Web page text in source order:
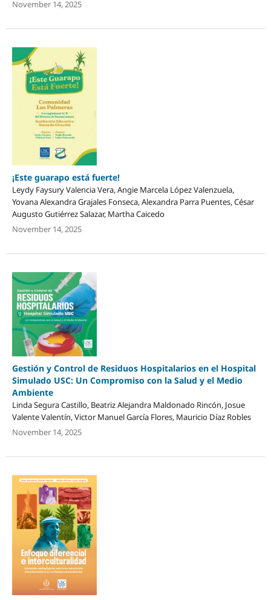
November 14, 2025
¡Este guarapo está fuerte!
Leydy Faysury Valencia Vera, Angie Marcela López Valenzuela,
Yovana Alexandra Grajales Fonseca, Alexandra Parra Puentes, César
Augusto Gutiérrez Salazar, Martha Caicedo
November 14, 2025
Gestión y Control de Residuos Hospitalarios en el Hospital
Simulado USC: Un Compromiso con la Salud y el Medio
Ambiente
Linda Segura Castillo, Beatriz Alejandra Maldonado Rincón, Josue
Valente Valentín, Victor Manuel García Flores, Mauricio Díaz Robles
November 14, 2025